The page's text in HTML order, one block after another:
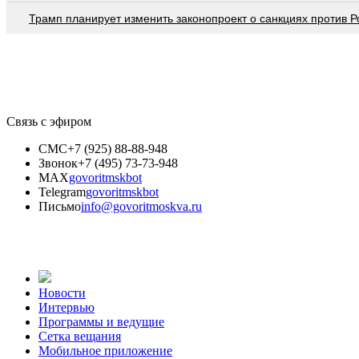
Трамп планирует изменить законопроект о санкциях против
Связь с эфиром
СМС+7 (925) 88-88-948
Звонок+7 (495) 73-73-948
MAXgovoritmskbot
Telegramgovoritmskbot
Письмоinfo@govoritmoskva.ru
Новости
Интервью
Программы и ведущие
Сетка вещания
Мобильное приложение